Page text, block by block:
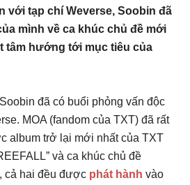
với tạp chí Weverse, Soobin đã
mình về ca khúc chủ đề mới
tâm hướng tới mục tiêu của
đã có buổi phỏng vấn độc
MOA (fandom của TXT) đã rất
album trở lại mới nhất của TXT
và ca khúc chủ đề
cả hai đều được phát hành vào